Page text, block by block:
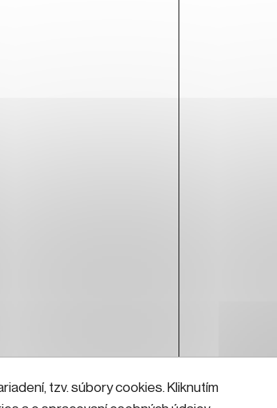
tzv. súbory cookies. Kliknutím